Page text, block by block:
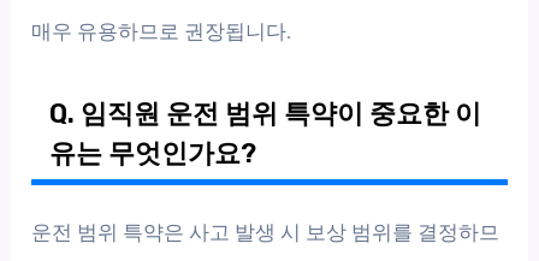
매우 유용하므로 권장됩니다.
Q. 임직원 운전 범위 특약이 중요한 이
유는 무엇인가요?
운전 범위 특약은 사고 발생 시 보상 범위를 결정하므